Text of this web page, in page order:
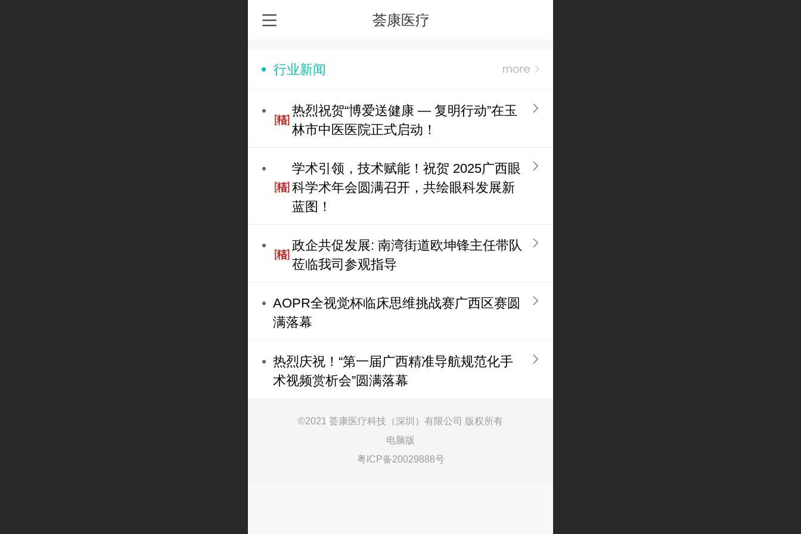
荟康医疗
行业新闻
热烈祝贺“博爱送健康 — 复明行动”在玉
林市中医医院正式启动！
学术引领，技术赋能！祝贺 2025广西眼
科学术年会圆满召开，共绘眼科发展新
蓝图！
政企共促发展: 南湾街道欧坤锋主任带队
莅临我司参观指导
AOPR全视觉杯临床思维挑战赛广西区赛圆
满落幕
热烈庆祝！“第一届广西精准导航规范化手
术视频赏析会”圆满落幕
©2021 荟康医疗科技（深圳）有限公司 版权所有
电脑版
粤ICP备20029888号